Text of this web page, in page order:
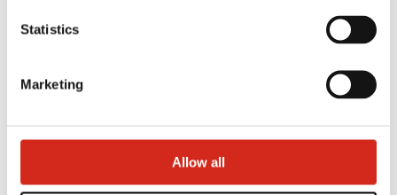
Statistics
Marketing
Allow all
Pliki do pobrania
Wsparcie techniczne
MASTER ROOFER
Optymalizuj dach